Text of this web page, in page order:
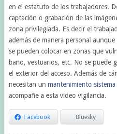
en el estatuto de los trabajadores.
captación o grabación de las
zona privilegiada. Es decir el
además de manera personal
se pueden colocar en zonas que
baño, vestuarios, etc. No se puede
el exterior del acceso. Además de
necesitan un mantenimiento
acompañe a esta video vigilancia.
Facebook Bluesky